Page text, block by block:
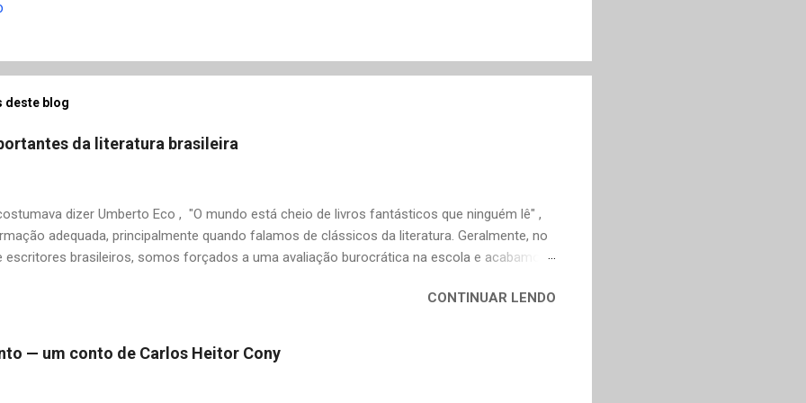
deste blog
da literatura brasileira
dizer Umberto Eco , "O mundo está cheio de livros fantásticos que ninguém lê" ,
adequada, principalmente quando falamos de clássicos da literatura. Geralmente, no
escritores brasileiros, somos forçados a uma avaliação burocrática na escola e acabamos
É surpreendente como uma segunda visita a essas obras, já em nossa maturidade, pode
nós? A limitação de apenas 20 indicações me forçou a deixar grandes autores de fora,
Álvares de Azevedo, Antônio Calado, Augusto dos Anjos, Autran Dourado, Carlos
de Andrade, Castro Alves, Cecília Meireles, Dias Gomes, Dalton Trevisan, Fernando
CONTINUAR LENDO
— um conto de Carlos Heitor Cony